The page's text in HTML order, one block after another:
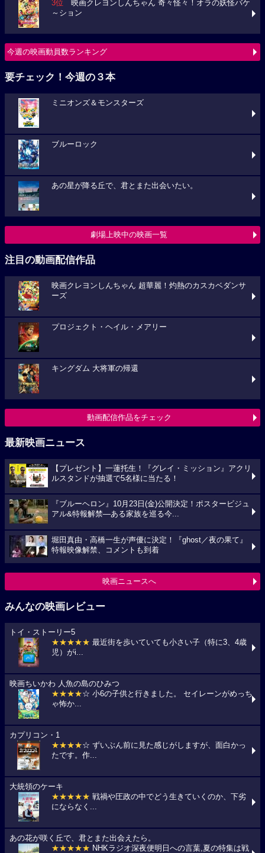
3位 映画クレヨンしんちゃん 奇々怪々！オラの妖怪バケ
～ション
今週の映画動員数ランキング
要チェック！今週の３本
ミニオンズ＆モンスターズ
ブルーロック
あの星が降る丘で、君とまた出会いたい。
劇場上映中の映画一覧
注目の動画配信作品
映画クレヨンしんちゃん 超華麗！灼熱のカスカベダンサ
ーズ
プロジェクト・ヘイル・メアリー
キングダム 大将軍の帰還
動画配信作品をチェック
最新映画ニュース
【プレゼント】一蓮托生！『グレイ・ミッション』アクリ
ルスタンドが抽選で5名様に当たる！
『ブルーヘロン』10月23日(金)公開決定！ポスタービジュ
アル&特報解禁―ある家族を巡る今...
堀田真由・高橋一生が声優に決定！『ghost／夜の果て』
特報映像解禁、コメントも到着
映画ニュースへ
みんなの映画レビュー
トイ・ストーリー5
★★★★★ 最近街を歩いていても小さい子（特に3、4歳
児）がi...
映画ちいかわ 人魚の島のひみつ
★★★★☆ 小6の子供と行きました。 セイレーンがめっち
ゃ怖か...
カプリコン・1
★★★★☆ ずいぶん前に見た感じがしますが、面白かっ
たです。作...
大統領のケーキ
★★★★★ 戦禍や圧政の中でどう生きていくのか、下劣
にならなく...
あの花が咲く丘で、君とまた出会えたら。
★★★★★ NHKラジオ深夜便明日への言葉,夏の特集は戦